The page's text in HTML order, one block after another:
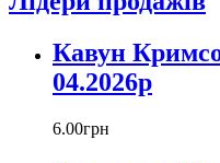
Кавун
04.2026р
6.00грн